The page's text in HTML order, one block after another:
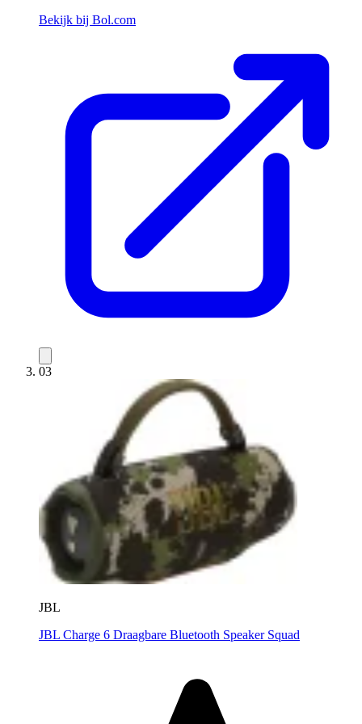
Bekijk bij Bol.com
03
JBL
JBL Charge 6 Draagbare Bluetooth Speaker Squad